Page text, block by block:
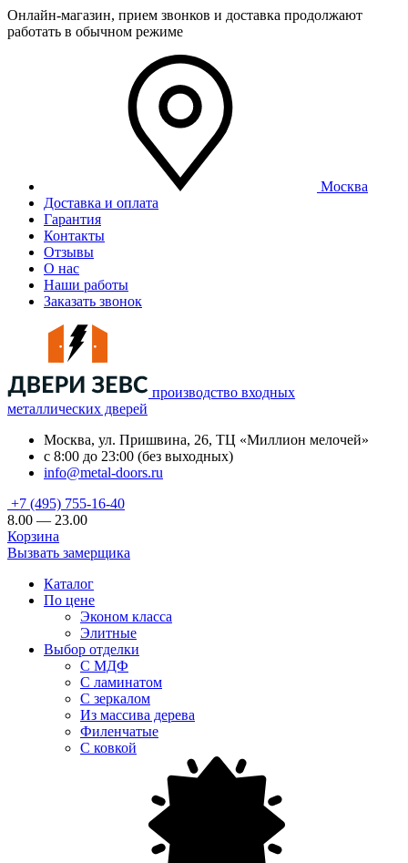
Онлайн-магазин, прием звонков и доставка продолжают
работать в обычном режиме
Москва
Доставка и оплата
Гарантия
Контакты
Отзывы
О нас
Наши работы
Заказать звонок
производство входных
металлических дверей
Москва, ул. Пришвина, 26, ТЦ «Миллион мелочей»
с 8:00 до 23:00 (без выходных)
info@metal-doors.ru
+7 (495) 755-16-40
8.00 — 23.00
Корзина
Вызвать замерщика
Каталог
По цене
Эконом класса
Элитные
Выбор отделки
С МДФ
С ламинатом
С зеркалом
Из массива дерева
Филенчатые
С ковкой